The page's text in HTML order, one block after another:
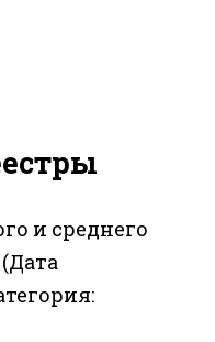
и среднего